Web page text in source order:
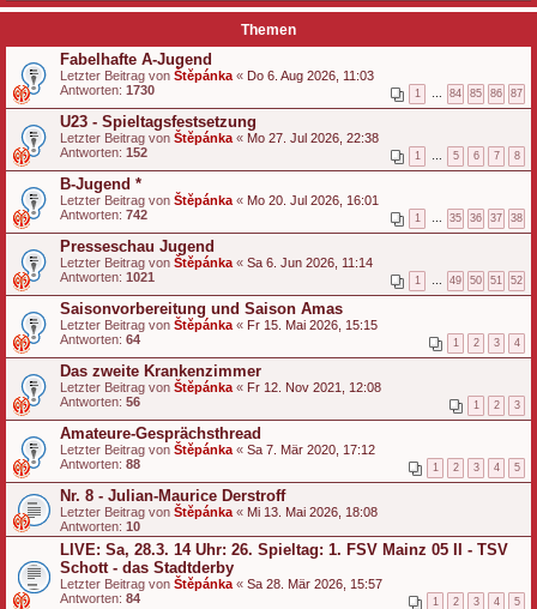
Themen
Fabelhafte A-Jugend
Letzter Beitrag von Štěpánka « Do 6. Aug 2026, 11:03
Antworten: 1730 1 84 85 86 87
U23 - Spieltagsfestsetzung
Letzter Beitrag von Štěpánka « Mo 27. Jul 2026, 22:38
Antworten: 152 1 5 6 7 8
B-Jugend *
Letzter Beitrag von Štěpánka « Mo 20. Jul 2026, 16:01
Antworten: 742 1 35 36 37 38
Presseschau Jugend
Letzter Beitrag von Štěpánka « Sa 6. Jun 2026, 11:14
Antworten: 1021 1 49 50 51 52
Saisonvorbereitung und Saison Amas
Letzter Beitrag von Štěpánka « Fr 15. Mai 2026, 15:15
Antworten: 64 1 2 3 4
Das zweite Krankenzimmer
Letzter Beitrag von Štěpánka « Fr 12. Nov 2021, 12:08
Antworten: 56 1 2 3
Amateure-Gesprächsthread
Letzter Beitrag von Štěpánka « Sa 7. Mär 2020, 17:12
Antworten: 88 1 2 3 4 5
Nr. 8 - Julian-Maurice Derstroff
Letzter Beitrag von Štěpánka « Mi 13. Mai 2026, 18:08
Antworten: 10
LIVE: Sa, 28.3. 14 Uhr: 26. Spieltag: 1. FSV Mainz 05 II - TSV
Schott - das Stadtderby
Letzter Beitrag von Štěpánka « Sa 28. Mär 2026, 15:57
Antworten: 84 1 2 3 4 5